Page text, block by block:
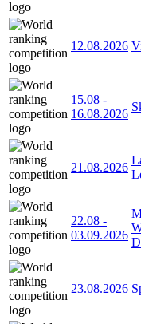
12.08.2026
15.08 -
16.08.2026
21.08.2026
22.08 -
03.09.2026
23.08.2026